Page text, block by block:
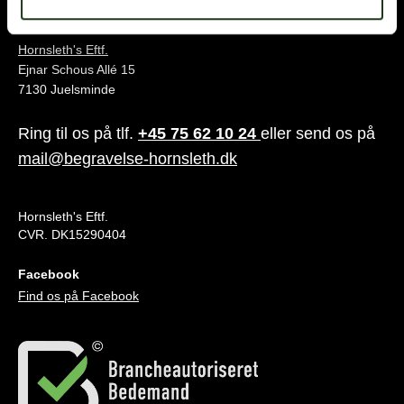
Hornsleth's Eftf.
Ejnar Schous Allé 15
7130 Juelsminde
Ring til os på tlf. +45 75 62 10 24 eller send os på
mail@begravelse-hornsleth.dk
Hornsleth's Eftf.
CVR. DK15290404
Facebook
Find os på Facebook